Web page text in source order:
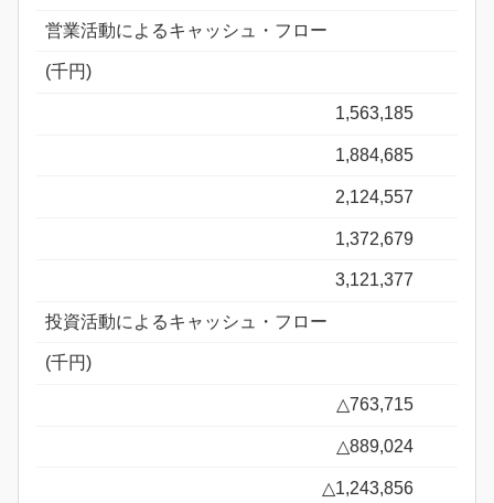
営業活動によるキャッシュ・フロー
(千円)
1,563,185
1,884,685
2,124,557
1,372,679
3,121,377
投資活動によるキャッシュ・フロー
(千円)
△763,715
△889,024
△1,243,856